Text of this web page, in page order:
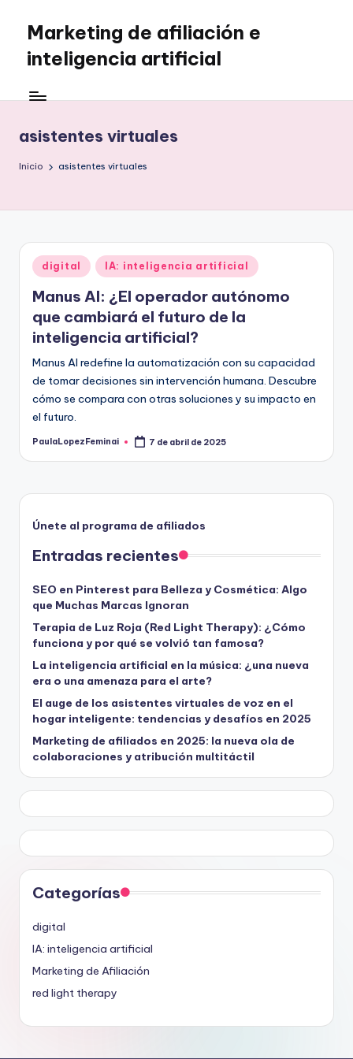
Saltar
contenido
Marketing de afiliación e
inteligencia artificial
asistentes virtuales
Inicio asistentes virtuales
Publicado
en
digital IA: inteligencia artificial
Manus AI: ¿El operador autónomo
que cambiará el futuro de la
inteligencia artificial?
Manus AI redefine la automatización con su capacidad
de tomar decisiones sin intervención humana. Descubre
cómo se compara con otras soluciones y su impacto en
el futuro.
Publicado
PaulaLopezFeminai 7 de abril de 2025
Únete al programa de afiliados
Entradas recientes
SEO en Pinterest para Belleza y Cosmética: Algo
que Muchas Marcas Ignoran
Terapia de Luz Roja (Red Light Therapy): ¿Cómo
funciona y por qué se volvió tan famosa?
La inteligencia artificial en la música: ¿una nueva
era o una amenaza para el arte?
El auge de los asistentes virtuales de voz en el
hogar inteligente: tendencias y desafíos en 2025
Marketing de afiliados en 2025: la nueva ola de
colaboraciones y atribución multitáctil
Categorías
digital
IA: inteligencia artificial
Marketing de Afiliación
red light therapy